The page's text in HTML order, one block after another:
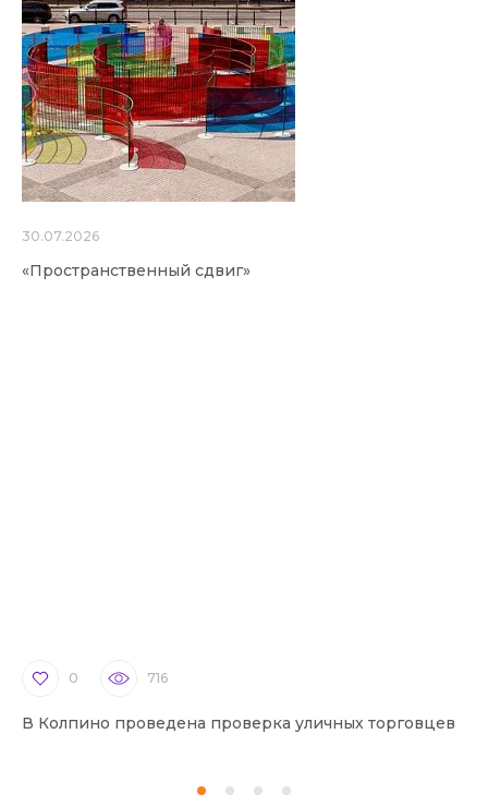
30.07.2026
«Пространственный сдвиг»
0 716
В Колпино проведена проверка уличных торговцев